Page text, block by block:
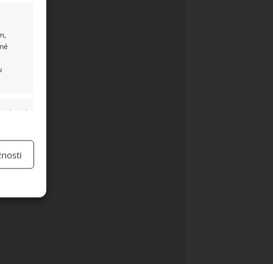
aktivní